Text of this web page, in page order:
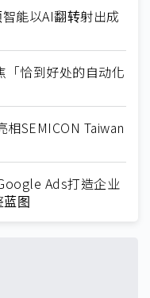
能以AI翻转射出成
「恰到好处的自动化
SEMICON Taiwan
Ads打造企业
图